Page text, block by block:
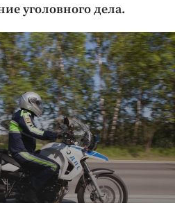
ЖКХ
уголовного дела.